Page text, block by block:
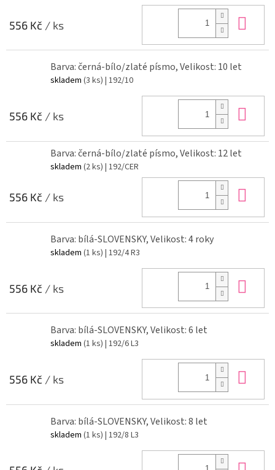
556 Kč / ks
Barva: černá-bílo/zlaté písmo, Velikost: 10 let
skladem (3 ks) | 192/10
556 Kč / ks
Barva: černá-bílo/zlaté písmo, Velikost: 12 let
skladem (2 ks) | 192/CER
556 Kč / ks
Barva: bílá-SLOVENSKY, Velikost: 4 roky
skladem (1 ks) | 192/4 R3
556 Kč / ks
Barva: bílá-SLOVENSKY, Velikost: 6 let
skladem (1 ks) | 192/6 L3
556 Kč / ks
Barva: bílá-SLOVENSKY, Velikost: 8 let
skladem (1 ks) | 192/8 L3